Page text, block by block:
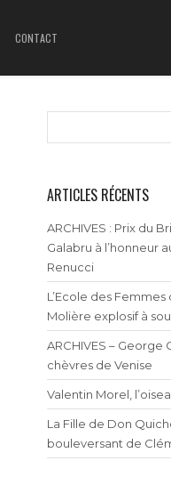
CONTACT
ARTICLES RÉCENTS
ARCHIVES : Prix du
Galabru à l’honneur
Renucci
L’Ecole des Femmes
Molière explosif à
ARCHIVES – George
chèvres de Venise
Valentin Morel,
La Fille de Don
bouleversant de